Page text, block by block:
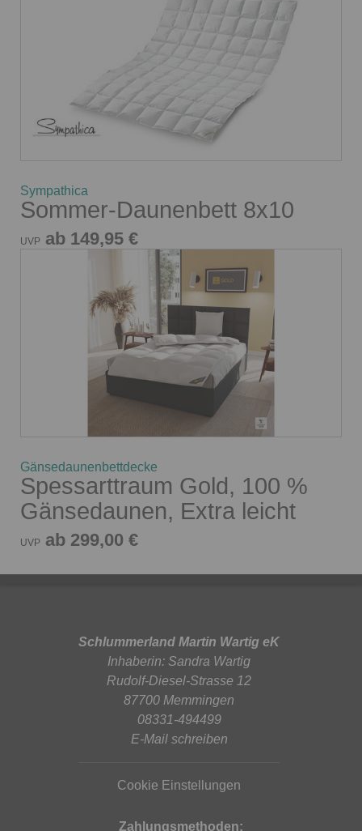
Sympathica
Sommer-Daunenbett 8x10
UVP ab 149,95 €
Gänsedaunenbettdecke
Spessarttraum Gold, 100 %
Gänsedaunen, Extra leicht
UVP ab 299,00 €
Schlummerland Martin Wartig eK
Inhaberin: Sandra Wartig
Rudolf-Diesel-Strasse 12
87700 Memmingen
08331-494499
E-Mail schreiben
Cookie Einstellungen
Zahlungsmethoden: